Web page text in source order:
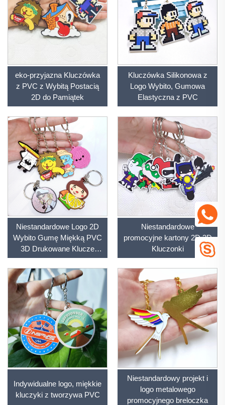
eko-przyjazna Kluczówka
z PVC z Wybitą Postacią
2D do Pamiątek
Kluczówka Silikonowa z
Logo Wybito, Gumowa
Elastyczna z PVC
Niestandardowe Logo 2D
Wybito Gumę Miękką PVC
3D Drukowane Klucze
Promocyjne Osobiste
Niestandardowe Klucze
PVC
Niestandardowe
promocyjne kartony 2D 3D
Kluczonki
Indywidualne logo, miękkie
kluczyki z tworzywa PVC
Niestandardowy projekt i
logo metalowego
promocyjnego breloczka